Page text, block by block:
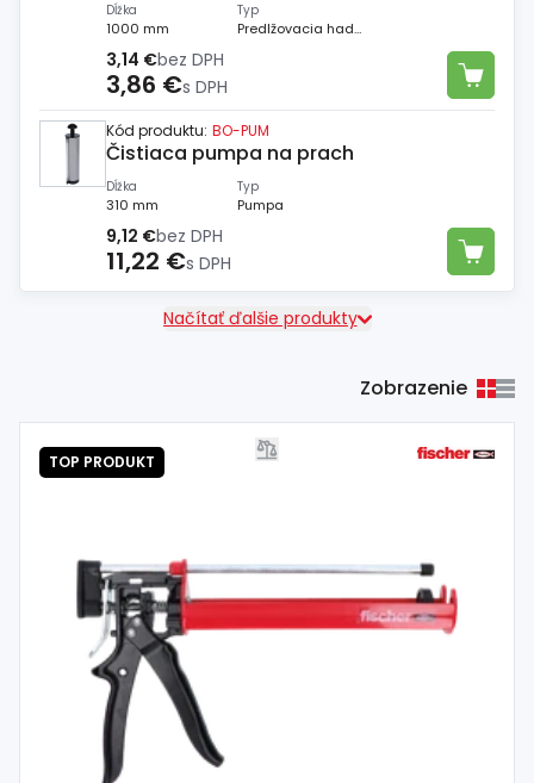
Dĺžka
1000 mm
Typ
Predlžovacia hadička
3,14 €bez DPH
3,86 €s DPH
Kód produktu: BO-PUM
Čistiaca pumpa na prach
Dĺžka
310 mm
Typ
Pumpa
9,12 €bez DPH
11,22 €s DPH
Načítať ďalšie produkty
Zobrazenie
TOP PRODUKT